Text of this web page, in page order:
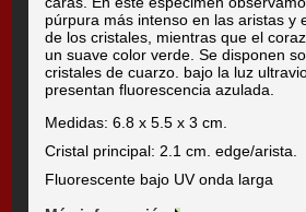
púrpura más intenso en las aristas y
de los cristales, mientras que el
un suave color verde. Se disponen
cristales de cuarzo. bajo la luz
presentan fluorescencia azulada.
Medidas: 6.8 x 5.5 x 3 cm.
Cristal principal: 2.1 cm. edge/arista.
Fluorescente bajo UV onda larga